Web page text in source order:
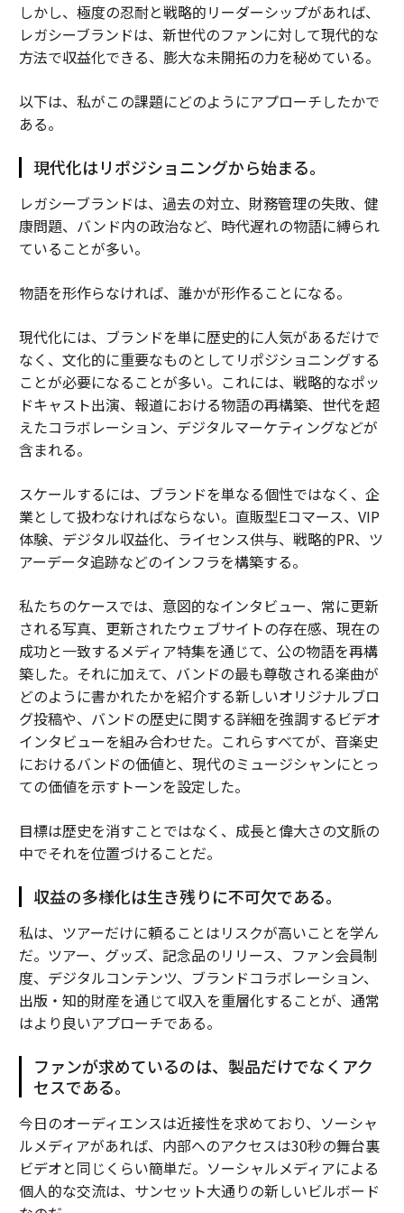
しかし、極度の忍耐と戦略的リーダーシップがあれば、
レガシーブランドは、新世代のファンに対して現代的な
方法で収益化できる、膨大な未開拓の力を秘めている。
以下は、私がこの課題にどのようにアプローチしたかで
ある。
現代化はリポジショニングから始まる。
レガシーブランドは、過去の対立、財務管理の失敗、健
康問題、バンド内の政治など、時代遅れの物語に縛られ
ていることが多い。
物語を形作らなければ、誰かが形作ることになる。
現代化には、ブランドを単に歴史的に人気があるだけで
なく、文化的に重要なものとしてリポジショニングする
ことが必要になることが多い。これには、戦略的なポッ
ドキャスト出演、報道における物語の再構築、世代を超
えたコラボレーション、デジタルマーケティングなどが
含まれる。
スケールするには、ブランドを単なる個性ではなく、企
業として扱わなければならない。直販型Eコマース、VIP
体験、デジタル収益化、ライセンス供与、戦略的PR、ツ
アーデータ追跡などのインフラを構築する。
私たちのケースでは、意図的なインタビュー、常に更新
される写真、更新されたウェブサイトの存在感、現在の
成功と一致するメディア特集を通じて、公の物語を再構
築した。それに加えて、バンドの最も尊敬される楽曲が
どのように書かれたかを紹介する新しいオリジナルブロ
グ投稿や、バンドの歴史に関する詳細を強調するビデオ
インタビューを組み合わせた。これらすべてが、音楽史
におけるバンドの価値と、現代のミュージシャンにとっ
ての価値を示すトーンを設定した。
目標は歴史を消すことではなく、成長と偉大さの文脈の
中でそれを位置づけることだ。
収益の多様化は生き残りに不可欠である。
私は、ツアーだけに頼ることはリスクが高いことを学ん
だ。ツアー、グッズ、記念品のリリース、ファン会員制
度、デジタルコンテンツ、ブランドコラボレーション、
出版・知的財産を通じて収入を重層化することが、通常
はより良いアプローチである。
ファンが求めているのは、製品だけでなくアク
セスである。
今日のオーディエンスは近接性を求めており、ソーシャ
ルメディアがあれば、内部へのアクセスは30秒の舞台裏
ビデオと同じくらい簡単だ。ソーシャルメディアによる
個人的な交流は、サンセット大通りの新しいビルボード